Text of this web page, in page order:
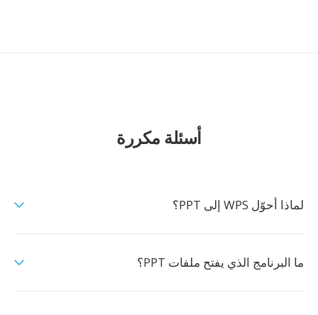
أسئلة مكررة
لماذا أحوّل WPS إلى PPT؟
ما البرنامج الذي يفتح ملفات PPT؟